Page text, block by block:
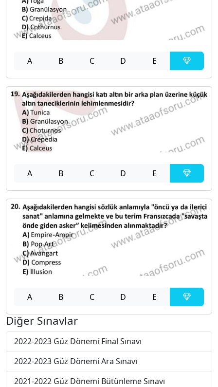
A B C D E
A B C D E
A B C D E
Diğer Sınavlar
2022-2023 Güz Dönemi Final Sınavı
2022-2023 Güz Dönemi Ara Sınavı
2021-2022 Güz Dönemi Bütünleme Sınavı